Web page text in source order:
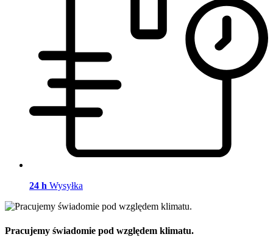
24 h Wysyłka
Pracujemy świadomie pod względem klimatu.